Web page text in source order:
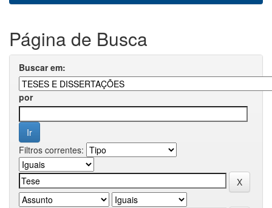
Página de Busca
Buscar em:
por
Filtros correntes: